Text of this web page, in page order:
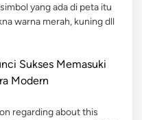
yang ada di peta itu
warna merah, kuning dll
Sukses Memasuki
Modern
regarding about this